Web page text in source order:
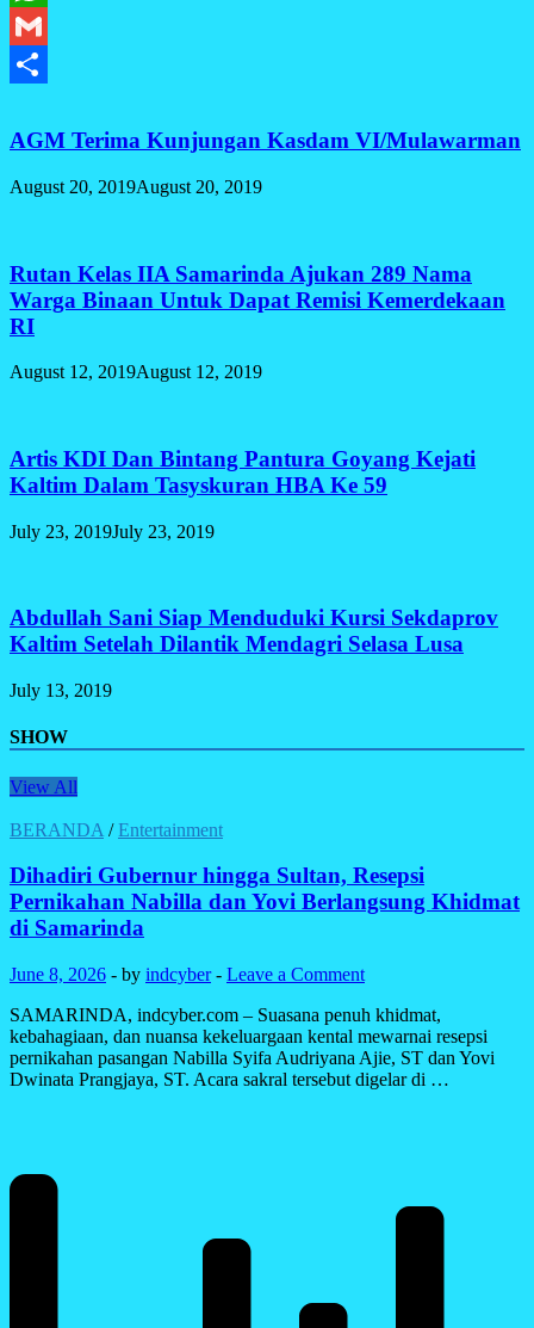
WhatsApp
Gmail
AGM Terima Kunjungan Kasdam VI/Mulawarman
August 20, 2019August 20, 2019
Rutan Kelas IIA Samarinda Ajukan 289 Nama
Warga Binaan Untuk Dapat Remisi Kemerdekaan
RI
August 12, 2019August 12, 2019
Artis KDI Dan Bintang Pantura Goyang Kejati
Kaltim Dalam Tasyskuran HBA Ke 59
July 23, 2019July 23, 2019
Abdullah Sani Siap Menduduki Kursi Sekdaprov
Kaltim Setelah Dilantik Mendagri Selasa Lusa
July 13, 2019
SHOW
View All
BERANDA /Entertainment
Dihadiri Gubernur hingga Sultan, Resepsi
Pernikahan Nabilla dan Yovi Berlangsung Khidmat
di Samarinda
June 8, 2026 - by indcyber- Leave a Comment
SAMARINDA, indcyber.com – Suasana penuh khidmat,
kebahagiaan, dan nuansa kekeluargaan kental mewarnai resepsi
pernikahan pasangan Nabilla Syifa Audriyana Ajie, ST dan Yovi
Dwinata Prangjaya, ST. Acara sakral tersebut digelar di …